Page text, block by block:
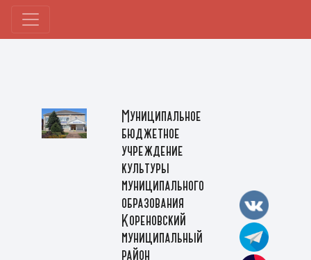
Муниципальное
бюджетное
учреждение
культуры
муниципального
образования
Кореновский
муниципальный
район